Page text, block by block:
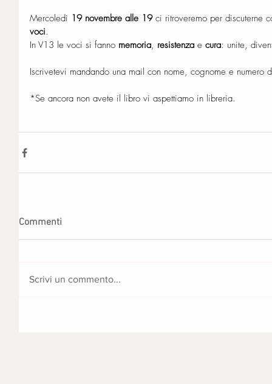
Mercoledì 19 novembre alle 19 ci ritroveremo per discuterne
voci.
In V13 le voci si fanno memoria, resistenza e cura: unite,
Iscrivetevi mandando una mail con nome, cognome e numero
*Se ancora non avete il libro vi aspettiamo in libreria.
Commenti
Scrivi un commento...